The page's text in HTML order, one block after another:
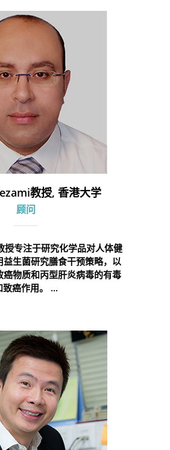
教授, 香港大学
顾问
专注于研究化学品对人体健
益生菌研究膳食干预策略，以
物质和丙型肝炎病毒的有毒
致癌作用。 ...